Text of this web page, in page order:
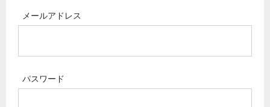
メールアドレス
パスワード